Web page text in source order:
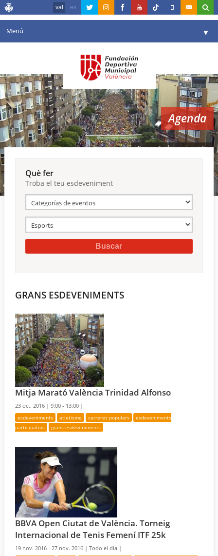
val es
Menú ▼
Agenda
Instal·lacions ▼
Comunicació ▼
València en esport ▼
Reserves
Agenda
Grans Esdeveniments
Què fer
Troba el teu esdeveniment
GRANS ESDEVENIMENTS
Mitja Marató València Trinidad Alfonso
23 oct. 2016 |9:00 - 13:00 |
esdeveniments atletisme carreres populars
esdeveniments
participatius
grans esdeveniments
BBVA Open Ciutat de València. Torneig
Internacional de Tenis Femení ITF 25k
19 nov. 2016 - 27 nov. 2016 |Todo el día |